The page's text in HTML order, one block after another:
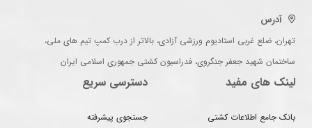
آدرس
تهران، ضلع غربی استادیوم ورزشی آزادی، بالاتر از درب کمپ تیم های ملی،
ساختمان شهید جعفر جنگروی، فدراسیون کشتی جمهوری اسلامی ایران
لینک های مفید
بانک جامع اطلاعات کشتی
دسترسی سریع
جستجوی پیشرفته